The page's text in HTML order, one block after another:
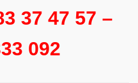
37 47 57 –
092